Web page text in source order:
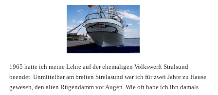
1965 hatte ich meine Lehre auf der ehemaligen Volkswerft Stralsund
beendet. Unmittelbar am breiten Strelasund war ich für zwei Jahre zu Hause
gewesen, den alten Rügendamm vor Augen. Wie oft habe ich ihn damals